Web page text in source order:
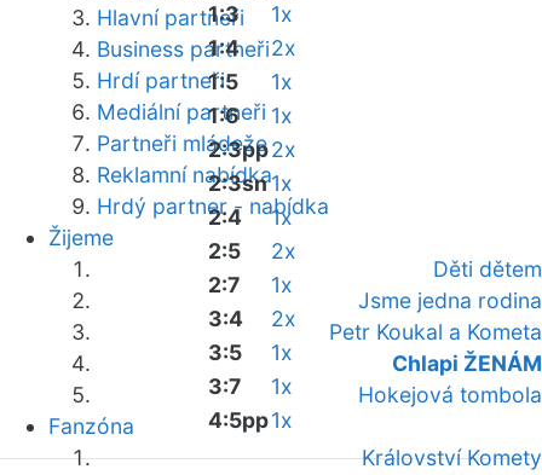
Hlavní partneři
Business partneři
Hrdí partneři
Mediální partneři
Partneři mládeže
Reklamní nabídka
Hrdý partner - nabídka
Žijeme
Děti dětem
Jsme jedna rodina
Petr Koukal a Kometa
Chlapi ŽENÁM
Hokejová tombola
Fanzóna
Království Komety
1:3
1x
1:4
2x
1:5
1x
1:6
1x
2:3pp2x
2:3sn1x
2:4
1x
2:5
2x
2:7
1x
3:4
2x
3:5
1x
3:7
1x
4:5pp1x